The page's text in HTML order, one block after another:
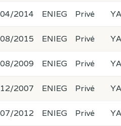
2014 ENIEG Privé
2015 ENIEG Privé
2009 ENIEG Privé
2007 ENIEG Privé
2012 ENIEG Privé